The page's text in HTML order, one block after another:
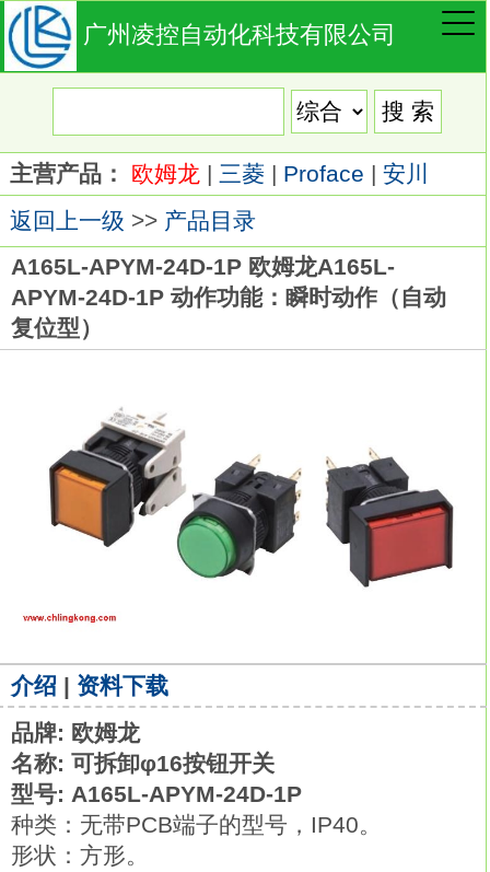
广州凌控自动化科技有限公司
主营产品： 欧姆龙 | 三菱 | Proface | 安川
返回上一级 >> 产品目录
A165L-APYM-24D-1P 欧姆龙A165L-
APYM-24D-1P 动作功能：瞬时动作（自动
复位型）
介绍 | 资料下载
品牌: 欧姆龙
名称: 可拆卸φ16按钮开关
型号: A165L-APYM-24D-1P
种类：无带PCB端子的型号，IP40。
形状：方形。